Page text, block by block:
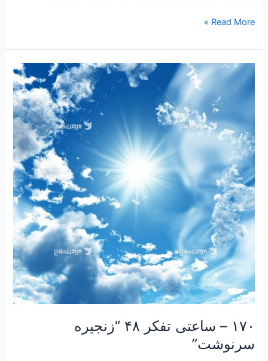
Read More »
۱۷۰ – ساعتی تفکر ۴۸ “زنجیره
سرنوشت”
۱۷۰
ساعتی
۴۸
“زنجیره
سرنوشت”